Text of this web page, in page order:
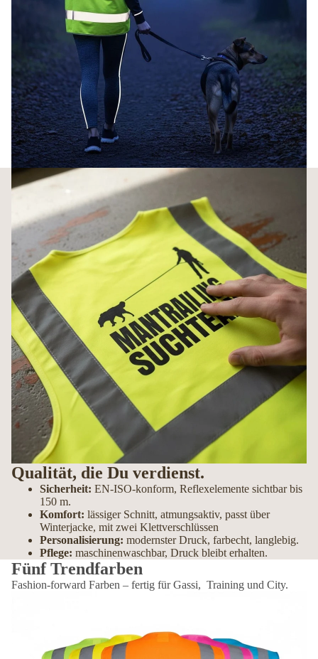
100% Polyester, leicht und knitterarm
Waschbar bei 30 Grad ohne Weichspüler
Personalisierbar: 300+ Motive + Wunschname auf dem Rücken
Qualität, die Du verdienst.
Sicherheit: EN-ISO-konform, Reflexelemente sichtbar bis
150 m.
Komfort: lässiger Schnitt, atmungsaktiv, passt über
Winterjacke, mit zwei Klettverschlüssen
Personalisierung: modernster Druck, farbecht, langlebig.
Pflege: maschinenwaschbar, Druck bleibt erhalten.
Fünf Trendfarben
Fashion-forward Farben – fertig für Gassi, Training und City.